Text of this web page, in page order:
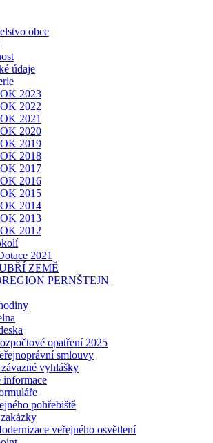
obce
údaje
2023
2022
2021
2020
2019
2018
2017
2016
2015
2014
2013
2012
2021
ZEMĚ
PERNŠTEJN
opatření 2025
smlouvy
vyhlášky
informace
pohřebiště
veřejného osvětlení